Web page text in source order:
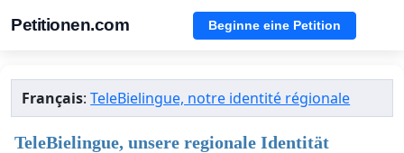
Petitionen.com Beginne eine Petition
Français:TeleBielingue, notre identité régionale
TeleBielingue, unsere regionale Identität